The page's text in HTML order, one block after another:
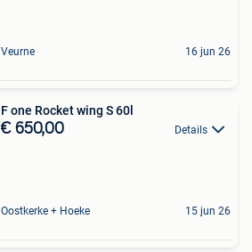
Veurne 16 jun 26
F one Rocket wing S 60l
€ 650,00 Details
Oostkerke + Hoeke 15 jun 26